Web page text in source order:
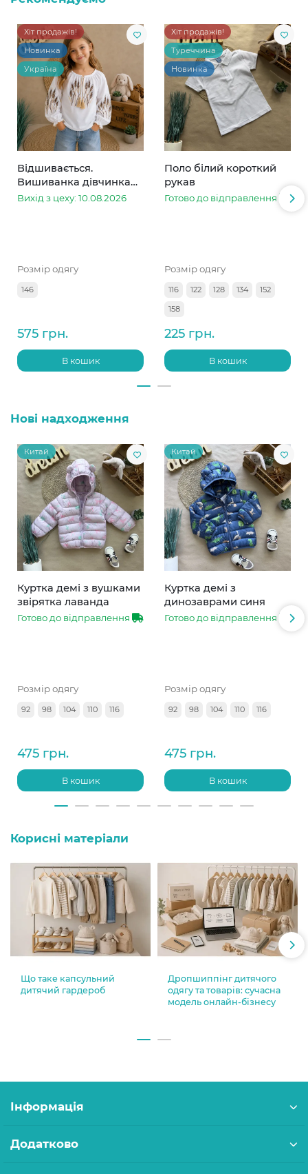
Хіт продажів!
Новинка
Україна
Відшивається.
Вишиванка дівчинка
колоски
Вихід з цеху: 10.08.2026
Розмір одягу
146
575 грн.
В кошик
Хіт продажів!
Туреччина
Новинка
Поло білий короткий
рукав
Готово до відправлення
Розмір одягу
116 122 128 134
152
158
225 грн.
В кошик
Нові надходження
Китай
Куртка демі з вушками
звірятка лаванда
Готово до відправлення
Розмір одягу
92 98 104 110 116
475 грн.
В кошик
Китай
Куртка демі з
динозаврами синя
Готово до відправлення
Розмір одягу
92 98 104 110 116
475 грн.
В кошик
Корисні матеріали
Що таке капсульний
дитячий гардероб
Дропшиппінг дитячого
одягу та товарів: сучасна
модель онлайн-бізнесу
Інформація
Додатково